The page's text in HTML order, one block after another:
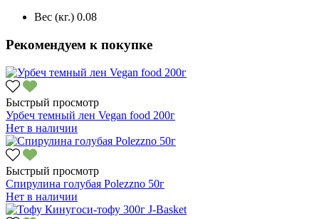
Вес (кг.) 0.08
Рекомендуем к покупке
Быстрый просмотр
Урбеч темный лен Vegan food 200г
Нет в наличии
Быстрый просмотр
Спирулина голубая Polezzno 50г
Нет в наличии